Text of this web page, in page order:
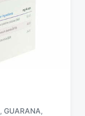
, GUARANA,